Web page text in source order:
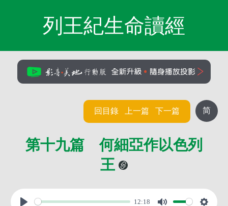
列王紀生命讀經
简
回目錄 上一篇 下一篇
第十九篇 何細亞作以色列
王
12:18